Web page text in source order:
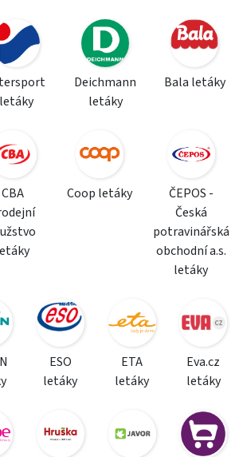
letáky
Deichmann
letáky
Bala letáky
CBA
Coop letáky
ČEPOS -
Česká
potravinářská
obchodní a.s.
letáky
ESO
letáky
ETA
letáky
Eva.cz
letáky